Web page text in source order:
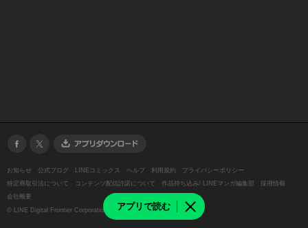
アプリで読む
お知らせ 公式ブログ LINEコミックス ヘルプ 利用規約
プライバシーポリシー
特定商取引法について
コンテンツ配信許諾について 作品持ち込み/ LINEマンガ編集部
採用情報
会社概要
© LINE Digital Frontier Corporation